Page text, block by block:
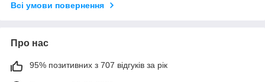
Всі умови повернення
Про нас
95% позитивних з 707 відгуків за рік